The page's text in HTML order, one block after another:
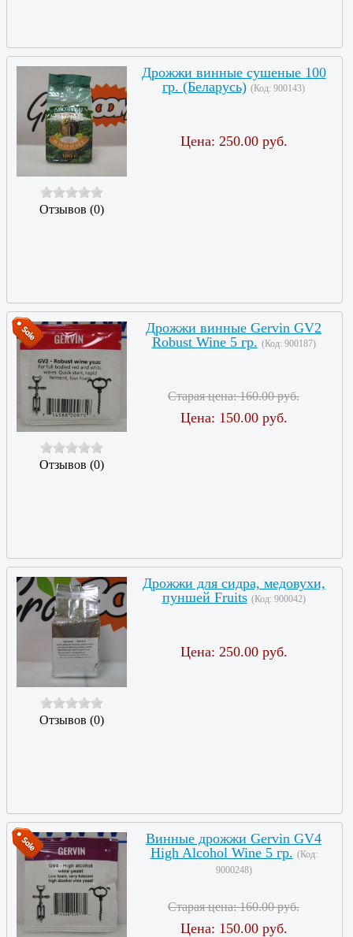
Отзывов (0)
Дрожжи винные сушеные 100
гр. (Беларусь) (Код: 900143)
Цена: 250.00 руб.
Отзывов (0)
Дрожжи винные Gervin GV2
Robust Wine 5 гр. (Код: 900187)
Старая цена:160.00 руб.
Цена: 150.00 руб.
Отзывов (0)
Дрожжи для сидра, медовухи,
пуншей Fruits (Код: 900042)
Цена: 250.00 руб.
Винные дрожжи Gervin GV4
High Alcohol Wine 5 гр. (Код:
9000248)
Старая цена:160.00 руб.
Цена: 150.00 руб.